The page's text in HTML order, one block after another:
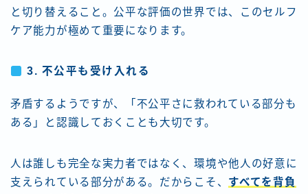
と切り替えること。公平な評価の世界では、このセルフ
ケア能力が極めて重要になります。
3. 不公平も受け入れる
矛盾するようですが、「不公平さに救われている部分も
ある」と認識しておくことも大切です。
人は誰しも完全な実力者ではなく、環境や他人の好意に
支えられている部分がある。だからこそ、 すべてを背負